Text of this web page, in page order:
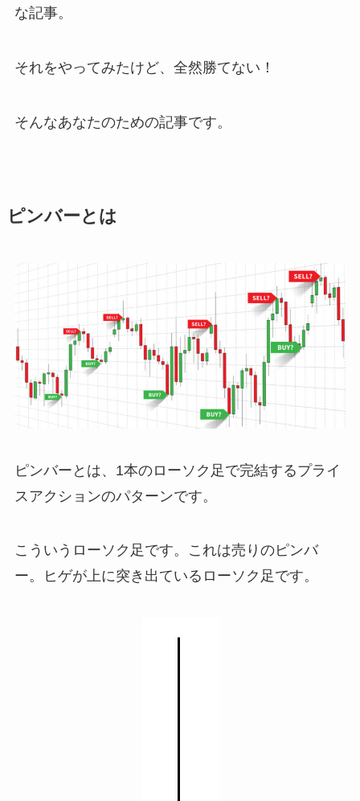
な記事。
それをやってみたけど、全然勝てない！
そんなあなたのための記事です。
ピンバーとは
ピンバーとは、1本のローソク足で完結するプライ
スアクションのパターンです。
こういうローソク足です。これは売りのピンバ
ー。ヒゲが上に突き出ているローソク足です。